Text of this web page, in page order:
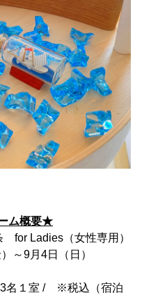
ム概要★
Ladies（女性専用）
9月4日（日）
名１室 / ※税込（宿泊